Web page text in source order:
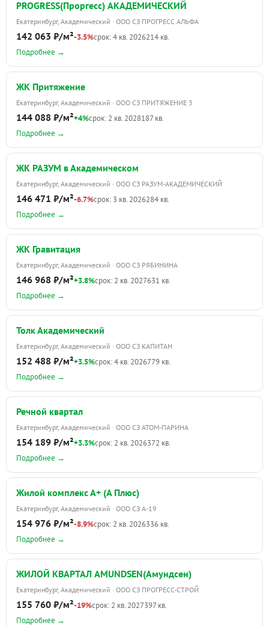
PROGRESS(Проргесс) АКАДЕМИЧЕСКИЙ
Екатеринбург, Академический · ООО СЗ ПРОГРЕСС АЛЬФА
142 063 ₽/м²-3.5%срок: 4 кв. 2026214 кв.
Подробнее →
ЖК Притяжение
Екатеринбург, Академический · ООО СЗ ПРИТЯЖЕНИЕ 3
144 088 ₽/м²+4%срок: 2 кв. 2028187 кв.
Подробнее →
ЖК РАЗУМ в Академическом
Екатеринбург, Академический · ООО СЗ РАЗУМ-АКАДЕМИЧЕСКИЙ
146 471 ₽/м²-6.7%срок: 3 кв. 2026284 кв.
Подробнее →
ЖК Гравитация
Екатеринбург, Академический · ООО СЗ РЯБИНИНА
146 968 ₽/м²+3.8%срок: 2 кв. 2027631 кв.
Подробнее →
Толк Академический
Екатеринбург, Академический · ООО СЗ КАПИТАН
152 488 ₽/м²+3.5%срок: 4 кв. 2026779 кв.
Подробнее →
Речной квартал
Екатеринбург, Академический · ООО СЗ АТОМ-ПАРИНА
154 189 ₽/м²+3.3%срок: 2 кв. 2026372 кв.
Подробнее →
Жилой комплекс А+ (А Плюс)
Екатеринбург, Академический · ООО СЗ А-19
154 976 ₽/м²-8.9%срок: 2 кв. 2026336 кв.
Подробнее →
ЖИЛОЙ КВАРТАЛ AMUNDSEN(Амундсен)
Екатеринбург, Академический · ООО СЗ ПРОГРЕСС-СТРОЙ
155 760 ₽/м²-19%срок: 2 кв. 2027397 кв.
Подробнее →